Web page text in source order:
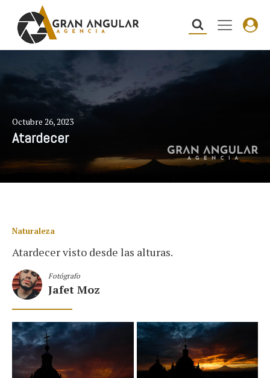
Octubre 26, 2023
Atardecer
Naturaleza
Atardecer visto desde las alturas.
Fotógrafo
Jafet Moz